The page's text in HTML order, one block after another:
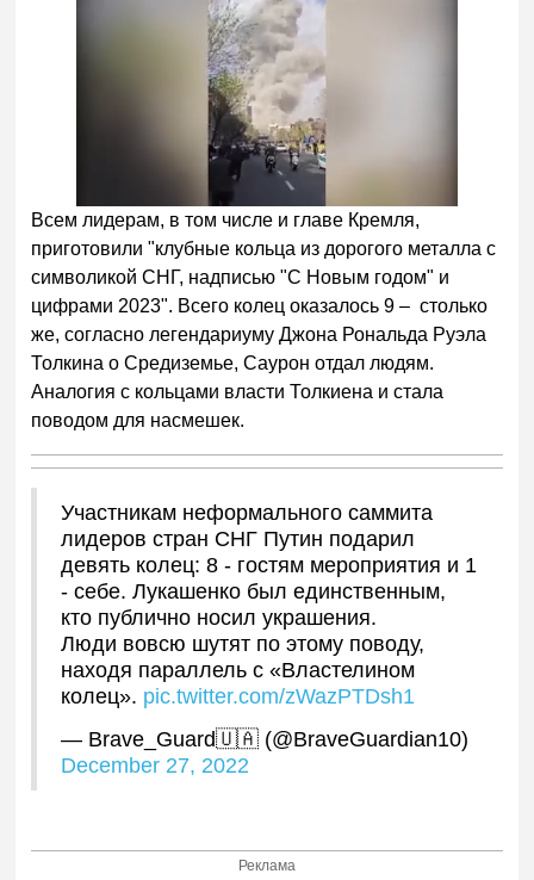
Всем лидерам, в том числе и главе Кремля,
приготовили "клубные кольца из дорогого металла с
символикой СНГ, надписью "С Новым годом" и
цифрами 2023". Всего колец оказалось 9 – столько
же, согласно легендариуму Джона Рональда Руэла
Толкина о Средиземье, Саурон отдал людям.
Аналогия с кольцами власти Толкиена и стала
поводом для насмешек.
Участникам неформального саммита
лидеров стран СНГ Путин подарил
девять колец: 8 - гостям мероприятия и 1
- себе. Лукашенко был единственным,
кто публично носил украшения.
Люди вовсю шутят по этому поводу,
находя параллель с «Властелином
колец». pic.twitter.com/zWazPTDsh1
— Brave_Guard🇺🇦 (@BraveGuardian10)
December 27, 2022
Реклама